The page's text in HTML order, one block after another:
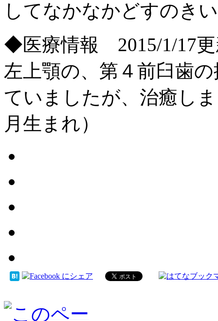
してなかなかどすのき
◆医療情報 2015/1/17
左上顎の、第４前臼歯
ていましたが、治癒し
月生まれ）